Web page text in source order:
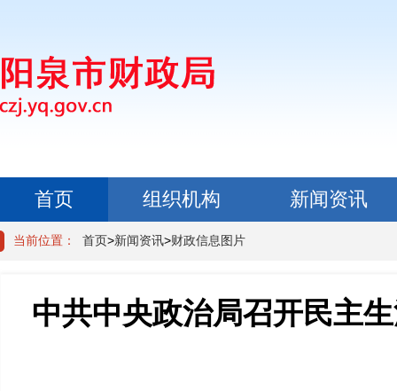
首页 组织机构
新闻资讯
政民互动
当前位置： 首页>新闻资讯>财政信息图片
中共中央政治局召开民主